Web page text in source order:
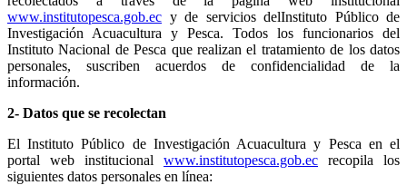
www.institutopesca.gob.ec y de servicios delInstituto Público de
Investigación Acuacultura y Pesca. Todos los funcionarios del
Instituto Nacional de Pesca que realizan el tratamiento de los datos
personales, suscriben acuerdos de confidencialidad de la
información.
2- Datos que se recolectan
El Instituto Público de Investigación Acuacultura y Pesca en el
portal web institucional www.institutopesca.gob.ec recopila los
siguientes datos personales en línea: